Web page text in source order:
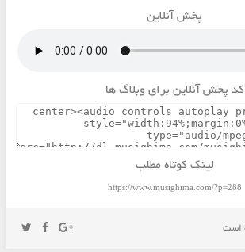
پخش آنلاین
کد پخش آنلاین برای وبلاگ ها
لینک کوتاه مطلب
https://www.musighima.com/?p=288